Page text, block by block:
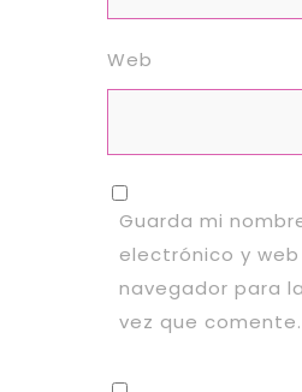
Web
Guarda mi
electrónico y
navegador para
vez que comente.